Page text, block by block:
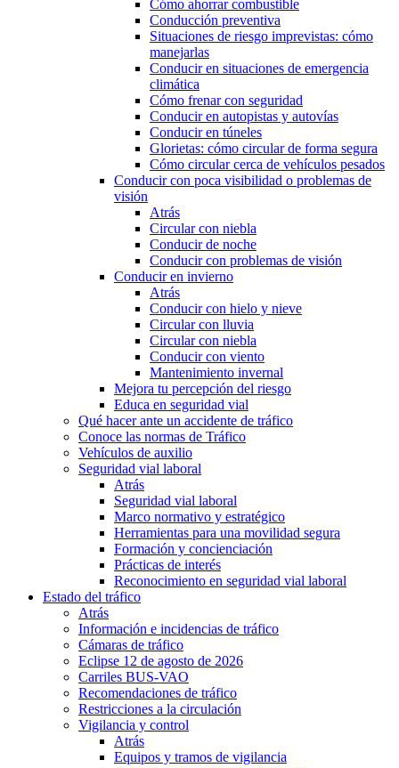
Cómo ahorrar combustible
Conducción preventiva
Situaciones de riesgo imprevistas: cómo
manejarlas
Conducir en situaciones de emergencia
climática
Cómo frenar con seguridad
Conducir en autopistas y autovías
Conducir en túneles
Glorietas: cómo circular de forma segura
Cómo circular cerca de vehículos pesados
Conducir con poca visibilidad o problemas de
visión
Atrás
Circular con niebla
Conducir de noche
Conducir con problemas de visión
Conducir en invierno
Atrás
Conducir con hielo y nieve
Circular con lluvia
Circular con niebla
Conducir con viento
Mantenimiento invernal
Mejora tu percepción del riesgo
Educa en seguridad vial
Qué hacer ante un accidente de tráfico
Conoce las normas de Tráfico
Vehículos de auxilio
Seguridad vial laboral
Atrás
Seguridad vial laboral
Marco normativo y estratégico
Herramientas para una movilidad segura
Formación y concienciación
Prácticas de interés
Reconocimiento en seguridad vial laboral
Estado del tráfico
Atrás
Información e incidencias de tráfico
Cámaras de tráfico
Eclipse 12 de agosto de 2026
Carriles BUS-VAO
Recomendaciones de tráfico
Restricciones a la circulación
Vigilancia y control
Atrás
Equipos y tramos de vigilancia